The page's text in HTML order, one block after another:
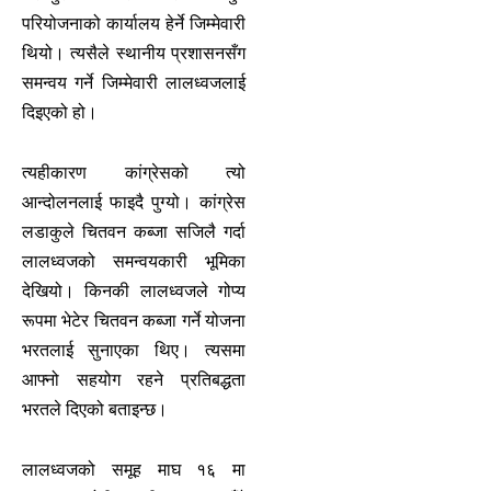
परियोजनाको कार्यालय हेर्ने जिम्मेवारी
थियो। त्यसैले स्थानीय प्रशासनसँग
समन्वय गर्ने जिम्मेवारी लालध्वजलाई
दिइएको हो।
त्यहीकारण कांग्रेसको त्यो
आन्दोलनलाई फाइदै पुग्यो। कांग्रेस
लडाकुले चितवन कब्जा सजिलै गर्दा
लालध्वजको समन्वयकारी भूमिका
देखियो। किनकी लालध्वजले गोप्य
रूपमा भेटेर चितवन कब्जा गर्ने योजना
भरतलाई सुनाएका थिए। त्यसमा
आफ्नो सहयोग रहने प्रतिबद्धता
भरतले दिएको बताइन्छ।
लालध्वजको समूह माघ १६ मा